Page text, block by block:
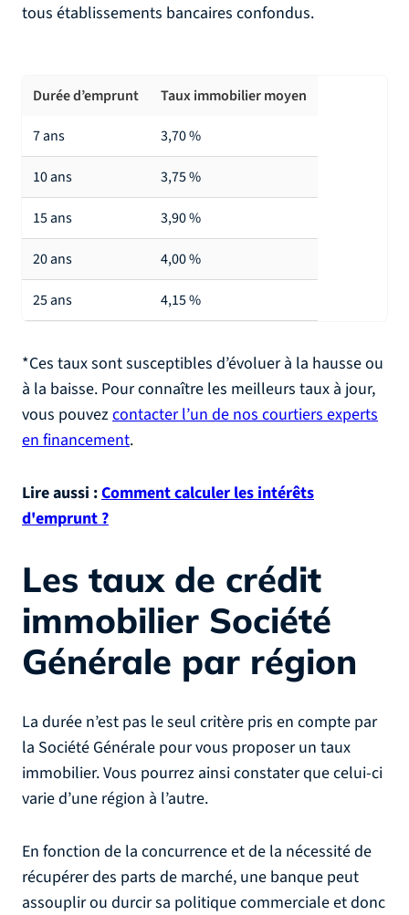
tous établissements bancaires confondus.
Durée d’emprunt
Taux immobilier moyen
7 ans
3,70 %
10 ans 3,75 %
15 ans 3,90 %
20 ans 4,00 %
25 ans 4,15 %
*Ces taux sont susceptibles d’évoluer à la hausse ou
à la baisse. Pour connaître les meilleurs taux à jour,
vous pouvezcontacter l’un de nos courtiers experts
en financement.
Lire aussi :Comment calculer les intérêts
d'emprunt ?
Les taux de crédit
immobilier Société
Générale par région
La durée n’est pas le seul critère pris en compte par
la Société Générale pour vous proposer un taux
immobilier. Vous pourrez ainsi constater que celui-ci
varie d’une région à l’autre.
En fonction de la concurrence et de la nécessité de
récupérer des parts de marché, une banque peut
assouplir ou durcir sa politique commerciale et donc